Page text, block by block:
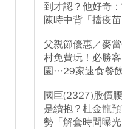
到才認？他好奇
陳時中背「擋疫
父親節優惠／麥
村免費玩！必勝
園…29家速食餐
國巨(2327)股價
是續抱？杜金龍
勢「解套時間曝